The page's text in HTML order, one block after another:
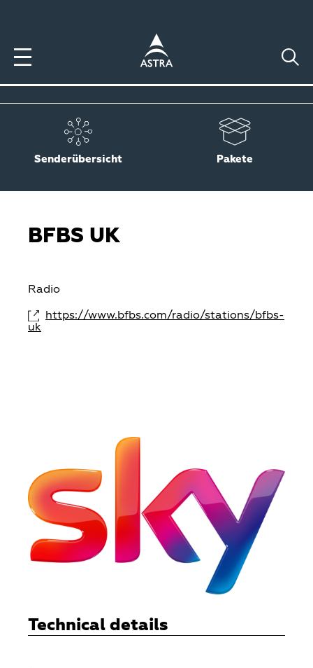
Senderübersicht Pakete
BFBS UK
Radio
https://www.bfbs.com/radio/stations/bfbs-
uk
Technical details